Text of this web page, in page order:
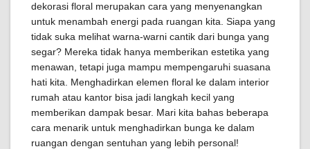
dekorasi floral merupakan cara yang menyenangkan
untuk menambah energi pada ruangan kita. Siapa yang
tidak suka melihat warna-warni cantik dari bunga yang
segar? Mereka tidak hanya memberikan estetika yang
menawan, tetapi juga mampu mempengaruhi suasana
hati kita. Menghadirkan elemen floral ke dalam interior
rumah atau kantor bisa jadi langkah kecil yang
memberikan dampak besar. Mari kita bahas beberapa
cara menarik untuk menghadirkan bunga ke dalam
ruangan dengan sentuhan yang lebih personal!